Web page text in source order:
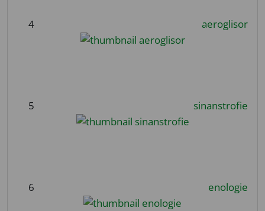
4 aeroglisor
5 sinanstrofie
6 enologie